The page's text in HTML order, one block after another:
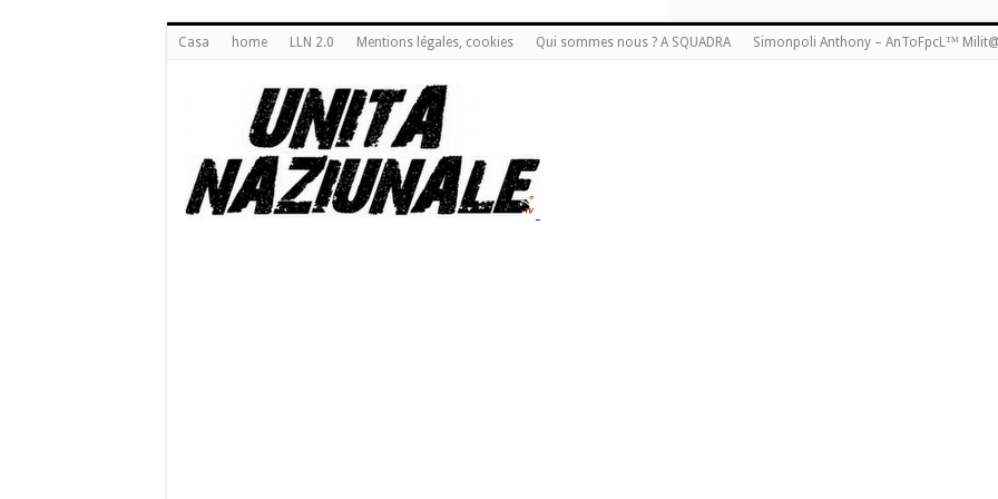
Casa home LLN 2.0 Mentions légales, cookies Qui sommes nous ? A SQUADRA Simonpoli Anthony – AnToFpcL™